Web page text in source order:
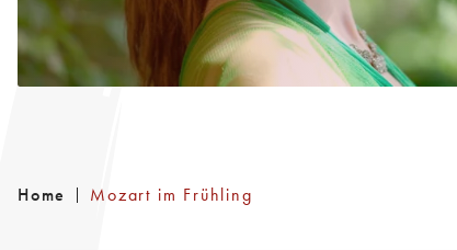
Home Mozart im Frühling